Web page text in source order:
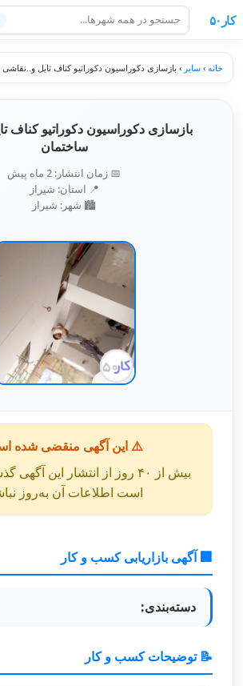
کار۵۰
خانه › سایر › بازسازی دکوراسیون دکوراتیو کناف تایل
بازسازی دکوراسیون دکوراتیو کناف
ساختمان
📅 زمان انتشار: 2 ماه پیش
📍 استان: شیراز
🏙️ شهر: شیراز
⚠️ این آگهی منقضی شده
بیش از ۴۰ روز از انتشار این
است اطلاعات آن به‌روز
🏢 آگهی بازاریابی کسب و کار
دسته‌بندی:
📝 توضیحات کسب و کار